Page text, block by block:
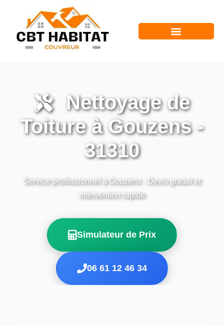
Nettoyage de
Toiture à Gouzens -
31310
Service professionnel à Gouzens - Devis gratuit et
intervention rapide
Simulateur de Prix
06 61 12 46 34